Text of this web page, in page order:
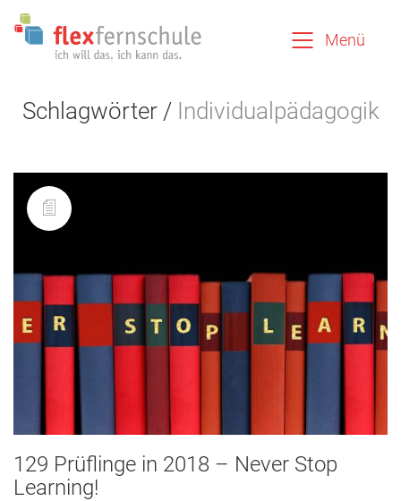
Menü
Schlagwörter / Individualpädagogik
129 Prüflinge in 2018 – Never Stop
Learning!